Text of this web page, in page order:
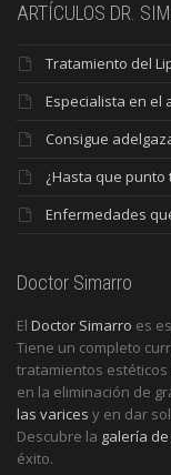
ARTÍCULOS DR.
Tratamiento del
Especialista en el
Consigue
¿Hasta que
Enfermedades
Doctor Simarro
El Doctor Simarro es
Tiene un completo
tratamientos estéticos
en la eliminación de
las varices y en dar
Descubre la galería
éxito.